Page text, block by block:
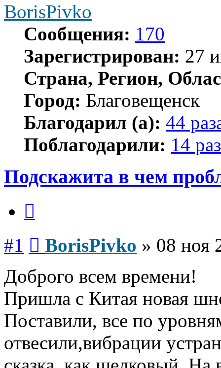
BorisPivko
Сообщения: 170
Зарегистрирован: 27
Страна, Регион,
Город: Благовещенск
Благодарил (а): 44
Поблагодарили: 14 раз
Подскажита в чем
#1 BorisPivko » 08 ноя
Доброго всем времени!
Пришла с Китая новая
Поставили, все по
отвесили,вибрации